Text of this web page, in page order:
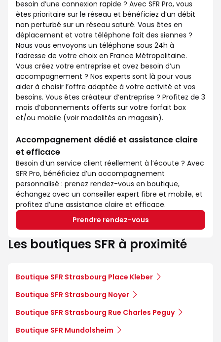
besoin d’une connexion rapide ? Avec SFR Pro, vous
êtes prioritaire sur le réseau et bénéficiez d’un débit
non perturbé sur un réseau saturé. Vous êtes en
déplacement et votre téléphone fait des siennes ?
Nous vous envoyons un téléphone sous 24h à
l’adresse de votre choix en France Métropolitaine.
Vous créez votre entreprise et avez besoin d’un
accompagnement ? Nos experts sont là pour vous
aider à choisir l’offre adaptée à votre activité et vos
besoins. Vous êtes créateur d’entreprise ? Profitez de 3
mois d’abonnements offerts sur votre forfait box
et/ou mobile (voir modalités en magasin).
Accompagnement dédié et assistance claire
et efficace
Besoin d’un service client réellement à l’écoute ? Avec
SFR Pro, bénéficiez d’un accompagnement
personnalisé : prenez rendez-vous en boutique,
échangez avec un conseiller expert fibre et mobile, et
profitez d’une assistance claire et efficace.
Prendre rendez-vous
Les boutiques SFR à proximité
Boutique SFR Strasbourg Place Kleber
Boutique SFR Strasbourg Noyer
Boutique SFR Strasbourg Rue Charles Peguy
Boutique SFR Mundolsheim